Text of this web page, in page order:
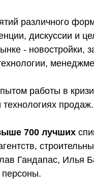
различного
дискуссии и
- новостройки,
работы в
технологиях продаж.
700 лучших
Гандапас, Илья
персоны.